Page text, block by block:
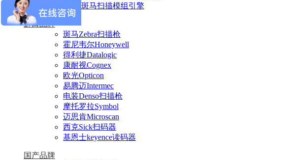
Zebra斑马扫描模组引擎
进口品牌
斑马Zebra扫描枪
霍尼韦尔Honeywell
得利捷Datalogic
康耐视Cognex
欧光Opticon
易腾迈Intermec
电装Denso扫描枪
摩托罗拉Symbol
迈思肯Microscan
西克Sick扫码器
基恩士keyence读码器
国产品牌